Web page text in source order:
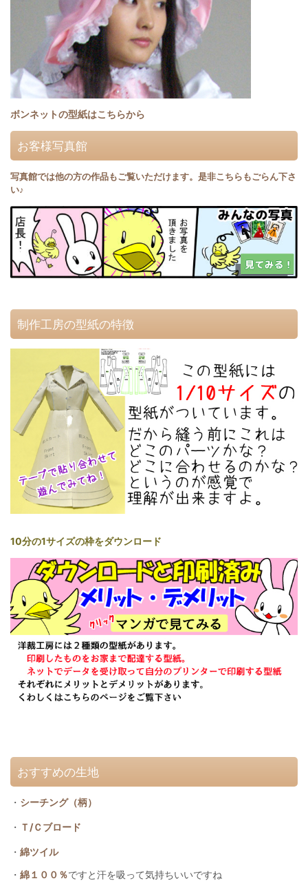
ボンネットの型紙はこちらから
お客様写真館
写真館では他の方の作品もご覧いただけます。是非こちらもごらん下さ
い♪
制作工房の型紙の特徴
10分の1サイズの枠をダウンロード
おすすめの生地
・ シーチング（柄）
・ Ｔ/Ｃブロード
・ 綿ツイル
・ 綿１００％ですと汗を吸って気持ちいいですね